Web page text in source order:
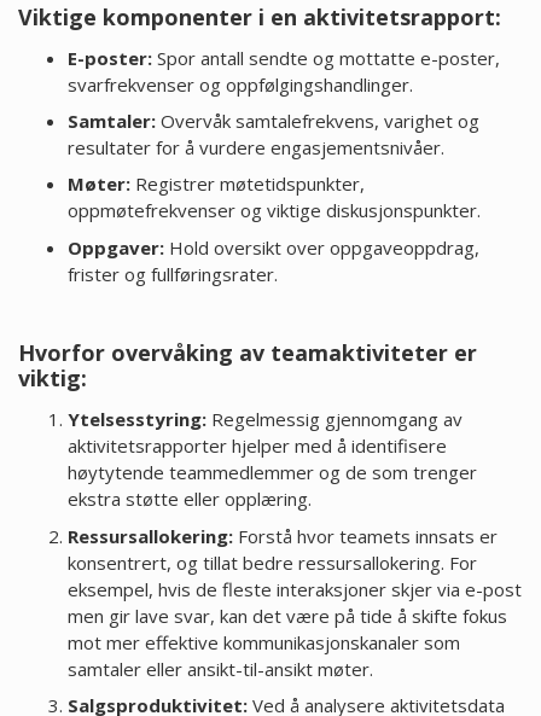
Viktige komponenter i en aktivitetsrapport:
E-poster:Spor antall sendte og mottatte e-poster,
svarfrekvenser og oppfølgingshandlinger.
Samtaler:Overvåk samtalefrekvens, varighet og
resultater for å vurdere engasjementsnivåer.
Møter:Registrer møtetidspunkter,
oppmøtefrekvenser og viktige diskusjonspunkter.
Oppgaver:Hold oversikt over oppgaveoppdrag,
frister og fullføringsrater.
Hvorfor overvåking av teamaktiviteter er
viktig:
Ytelsesstyring:Regelmessig gjennomgang av
aktivitetsrapporter hjelper med å identifisere
høytytende teammedlemmer og de som trenger
ekstra støtte eller opplæring.
Ressursallokering:Forstå hvor teamets innsats er
konsentrert, og tillat bedre ressursallokering. For
eksempel, hvis de fleste interaksjoner skjer via e-post
men gir lave svar, kan det være på tide å skifte fokus
mot mer effektive kommunikasjonskanaler som
samtaler eller ansikt-til-ansikt møter.
Salgsproduktivitet:Ved å analysere aktivitetsdata